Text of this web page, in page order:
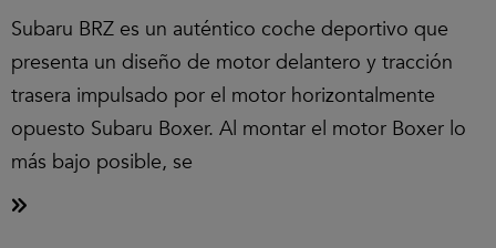
Subaru BRZ es un auténtico coche deportivo que
presenta un diseño de motor delantero y tracción
trasera impulsado por el motor horizontalmente
opuesto Subaru Boxer. Al montar el motor Boxer lo
más bajo posible, se